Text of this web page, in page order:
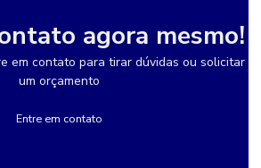
agora mesmo!
em contato para tirar dúvidas ou solicitar
um orçamento
Entre em contato